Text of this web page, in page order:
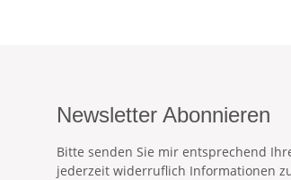
Newsletter Abonnieren
Bitte senden Sie mir entsprechend
jederzeit widerruflich Informationen